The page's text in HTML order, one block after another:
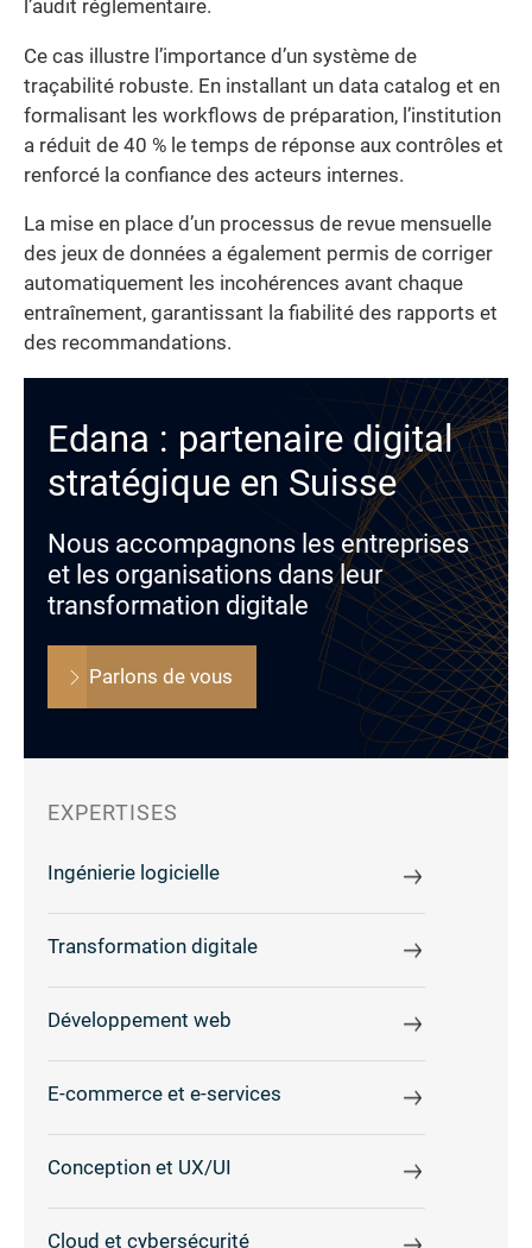
l’audit réglementaire.
Ce cas illustre l’importance d’un système de
traçabilité robuste. En installant un data catalog et en
formalisant les workflows de préparation, l’institution
a réduit de 40 % le temps de réponse aux contrôles et
renforcé la confiance des acteurs internes.
La mise en place d’un processus de revue mensuelle
des jeux de données a également permis de corriger
automatiquement les incohérences avant chaque
entraînement, garantissant la fiabilité des rapports et
des recommandations.
Edana : partenaire digital
stratégique en Suisse
Nous accompagnons les entreprises
et les organisations dans leur
transformation digitale
Parlons de vous
EXPERTISES
Ingénierie logicielle
Transformation digitale
Développement web
E-commerce et e-services
Conception et UX/UI
Cloud et cybersécurité